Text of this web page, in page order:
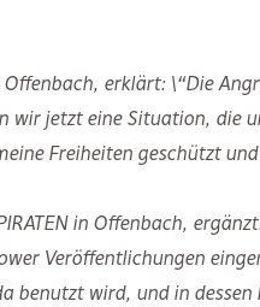
erklärt: \“Die
wir jetzt eine Situation, die
Freiheiten geschützt
in Offenbach,
Veröffentlichungen
benutzt wird, und in